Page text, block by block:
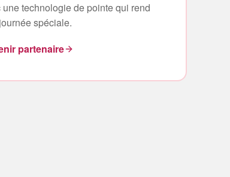
une technologie de pointe qui rend
spéciale.
partenaire